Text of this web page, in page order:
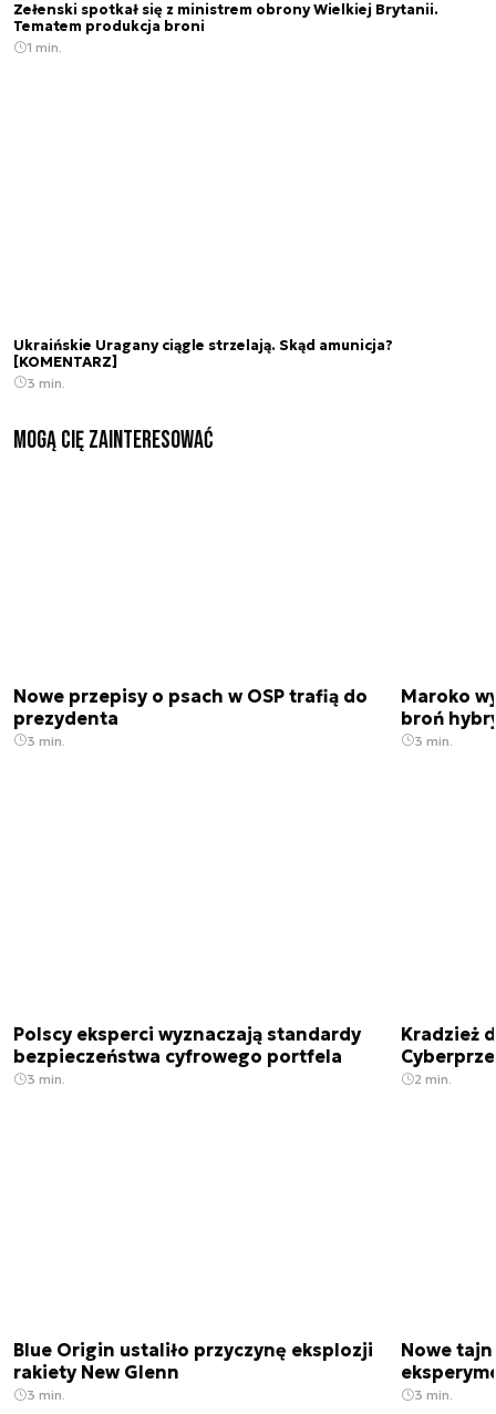
Zełenski spotkał się z ministrem obrony Wielkiej Brytanii.
Tematem produkcja broni
1 min.
Ukraińskie Uragany ciągle strzelają. Skąd amunicja?
[KOMENTARZ]
3 min.
Mogą Cię zainteresować
Nowe przepisy o psach w OSP trafią do
prezydenta
3 min.
Maroko
broń
3 min.
Polscy eksperci wyznaczają standardy
bezpieczeństwa cyfrowego portfela
3 min.
Kradzież
2 min.
Blue Origin ustaliło przyczynę eksplozji
rakiety New Glenn
3 min.
Nowe
3 min.